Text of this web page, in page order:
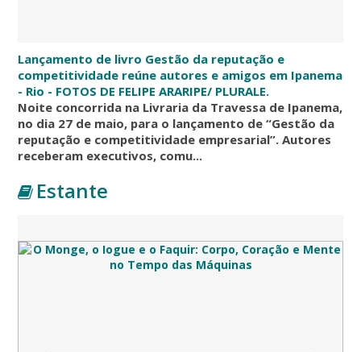
Lançamento de livro Gestão da reputação e
competitividade reúne autores e amigos em Ipanema
- Rio - FOTOS DE FELIPE ARARIPE/ PLURALE.
Noite concorrida na Livraria da Travessa de Ipanema,
no dia 27 de maio, para o lançamento de “Gestão da
reputação e competitividade empresarial”. Autores
receberam executivos, comu...
Estante